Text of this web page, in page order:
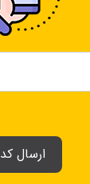
ارسال کد